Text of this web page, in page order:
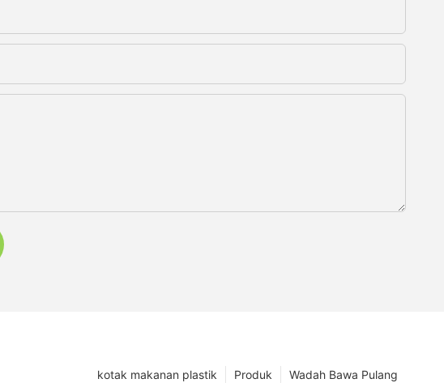
Wadah Bawa Pulang
Produk
kotak makanan plastik